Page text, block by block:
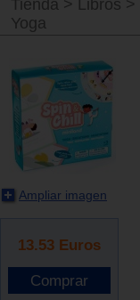
Tienda > Libros >
Yoga
Ampliar imagen
13.53 Euros